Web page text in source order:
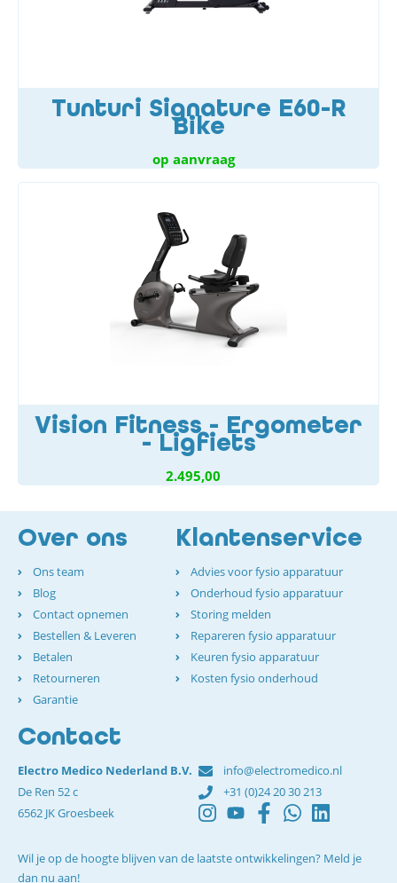
Tunturi Signature E60-R
Bike
op aanvraag
Vision Fitness - Ergometer
- Ligfiets
2.495,00
Over ons
Ons team
Blog
Contact opnemen
Bestellen & Leveren
Betalen
Retourneren
Garantie
Klantenservice
Advies voor fysio apparatuur
Onderhoud fysio apparatuur
Storing melden
Repareren fysio apparatuur
Keuren fysio apparatuur
Kosten fysio onderhoud
Contact
Electro Medico Nederland B.V.
De Ren 52 c
6562 JK Groesbeek
info@electromedico.nl
+31 (0)24 20 30 213
Wil je op de hoogte blijven van de laatste ontwikkelingen? Meld je
dan nu aan!